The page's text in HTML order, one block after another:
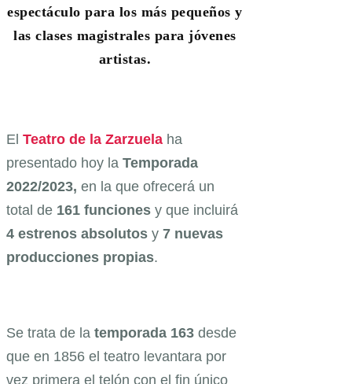
espectáculo para los más pequeños y
lasclases magistrales para jóvenes
artistas.
El Teatro de la Zarzuela ha
presentado hoy la Temporada
2022/2023, en la que ofrecerá un
total de 161 funciones y que incluirá
4 estrenos absolutos y 7 nuevas
producciones propias.
Se trata de la temporada 163 desde
que en 1856 el teatro levantara por
vez primera el telón con el fin único